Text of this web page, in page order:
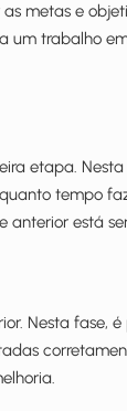
metas e
um trabalho
etapa.
tempo
anterior está
Nesta fase, é